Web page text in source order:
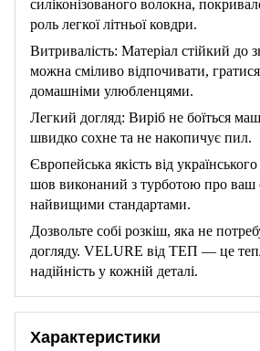
силіконізованого волокна,
роль легкої літньої ковдри.
Витривалість: Матеріал стійкий
можна сміливо відпочивати,
домашніми улюбленцями.
Легкий догляд: Виріб не боїться
швидко сохне та не накопичує пил.
Європейська якість від
шов виконаний з турботою про ваш
найвищими стандартами.
Дозвольте собі розкіш, яка не
догляду. VELURE від ТЕП — це
надійність у кожній деталі.
Характеристики